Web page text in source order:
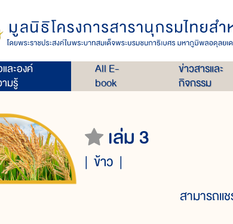
ละองค์
มรู้
All E-
book
ข่าวสารและ
กิจกรรม
เล่ม 3
ข้าว
สามารถแ